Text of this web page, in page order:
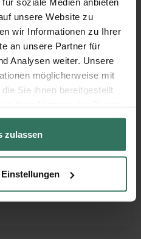
unsere Website zu
wir Informationen zu Ihrer
an unsere Partner für
Analysen weiter. Unsere
möglicherweise mit
Sie ihnen bereitgestellt
zulassen